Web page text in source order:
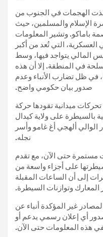
الهجمات في الجنوب من
الإسلام والمسلمين، حيث
باماكو. وتشير المعلومات
التي تُعد من أكبر
المالي يتواجد فيها، وسط
في المنطقة. إلا أن هذه
في ظل تضارب الأنباء وعدم
صدور بيان حكومي واضح.
ميدانية تقودها حركة
بالسيطرة على ولاية كيدال
الوالي ألهجي أغ غامو وأسر
نجله.
مستمرة حتى الآن، مع تقدم
على أجزاء واسعة من
إلى أن الساعات المقبلة
وتوازنات السيطرة.
غير المؤكدة أنباء عن
أي إعلان رسمي يدعم أو
هذه المعلومات حتى الآن.